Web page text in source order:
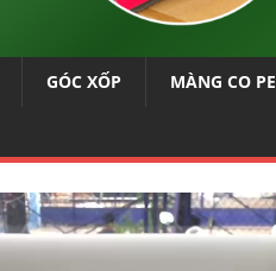
GÓC XỐP MÀNG CO PE